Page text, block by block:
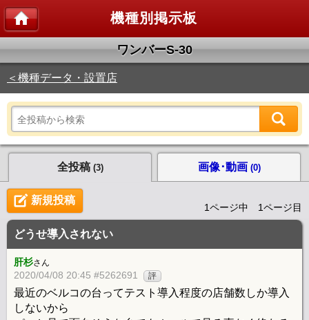
機種別掲示板
ワンバーS‐30
＜機種データ・設置店
全投稿 (3) 画像･動画 (0)
新規投稿
1ページ中 1ページ目
どうせ導入されない
肝杉さん
2020/04/08 20:45 #5262691 評
最近のベルコの台ってテスト導入程度の店舗数しか導入
しないから